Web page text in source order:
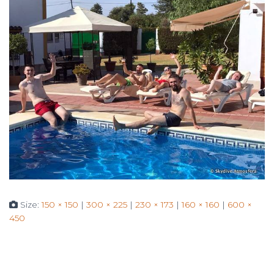
Size:150 × 150 | 300 × 225 | 230 × 173 | 160 × 160 | 600 ×
450